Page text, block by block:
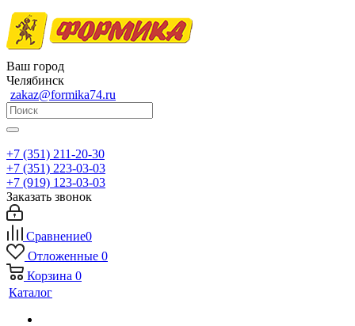
Ваш город
Челябинск
zakaz@formika74.ru
+7 (351) 211-20-30
+7 (351) 223-03-03
+7 (919) 123-03-03
Заказать звонок
Сравнение0
Отложенные 0
Корзина 0
Каталог